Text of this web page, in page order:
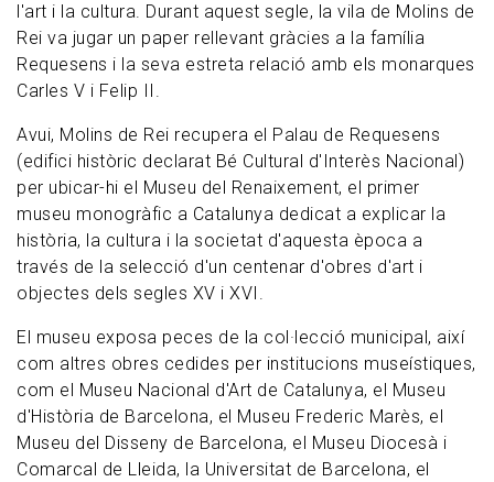
l'art i la cultura. Durant aquest segle, la vila de Molins de
Rei va jugar un paper rellevant gràcies a la família
Requesens i la seva estreta relació amb els monarques
Carles V i Felip II.
Avui, Molins de Rei recupera el Palau de Requesens
(edifici històric declarat Bé Cultural d'Interès Nacional)
per ubicar-hi el Museu del Renaixement, el primer
museu monogràfic a Catalunya dedicat a explicar la
història, la cultura i la societat d'aquesta època a
través de la selecció d'un centenar d'obres d'art i
objectes dels segles XV i XVI.
El museu exposa peces de la col·lecció municipal, així
com altres obres cedides per institucions museístiques,
com el Museu Nacional d'Art de Catalunya, el Museu
d'Història de Barcelona, el Museu Frederic Marès, el
Museu del Disseny de Barcelona, el Museu Diocesà i
Comarcal de Lleida, la Universitat de Barcelona, el